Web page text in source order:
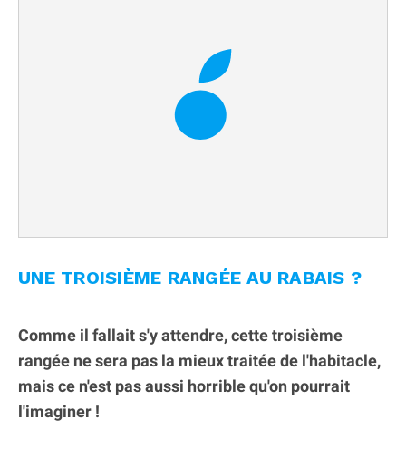
UNE TROISIÈME RANGÉE AU RABAIS ?
Comme il fallait s'y attendre, cette troisième
rangée ne sera pas la mieux traitée de l'habitacle,
mais ce n'est pas aussi horrible qu'on pourrait
l'imaginer !